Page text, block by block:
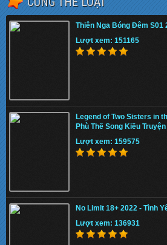
Thiên Nga Bóng Đêm S01
Lượt xem: 151165
Legend of Two Sisters in
Phù Thế Song Kiều Truyện
Lượt xem: 159575
No Limit 18+ 2022 - Tình
Lượt xem: 136931